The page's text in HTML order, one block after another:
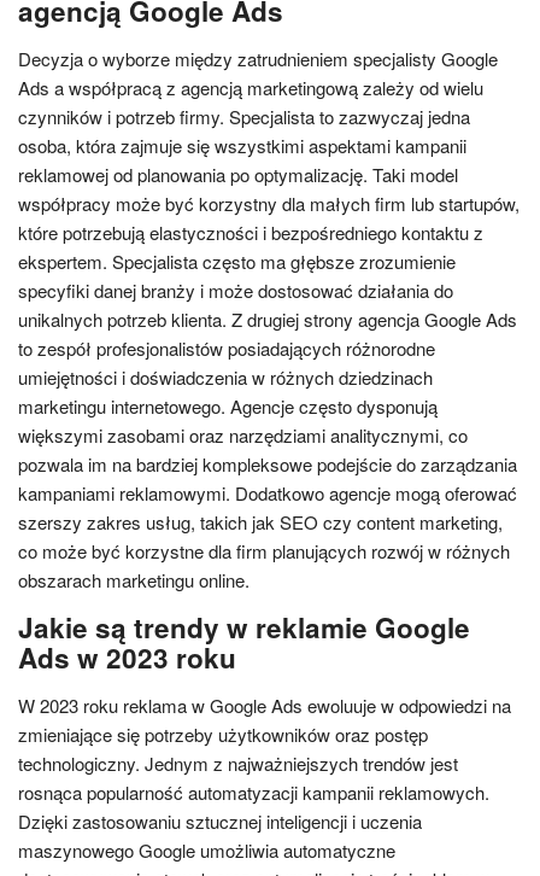
agencją Google Ads
Decyzja o wyborze między zatrudnieniem specjalisty Google
Ads a współpracą z agencją marketingową zależy od wielu
czynników i potrzeb firmy. Specjalista to zazwyczaj jedna
osoba, która zajmuje się wszystkimi aspektami kampanii
reklamowej od planowania po optymalizację. Taki model
współpracy może być korzystny dla małych firm lub startupów,
które potrzebują elastyczności i bezpośredniego kontaktu z
ekspertem. Specjalista często ma głębsze zrozumienie
specyfiki danej branży i może dostosować działania do
unikalnych potrzeb klienta. Z drugiej strony agencja Google Ads
to zespół profesjonalistów posiadających różnorodne
umiejętności i doświadczenia w różnych dziedzinach
marketingu internetowego. Agencje często dysponują
większymi zasobami oraz narzędziami analitycznymi, co
pozwala im na bardziej kompleksowe podejście do zarządzania
kampaniami reklamowymi. Dodatkowo agencje mogą oferować
szerszy zakres usług, takich jak SEO czy content marketing,
co może być korzystne dla firm planujących rozwój w różnych
obszarach marketingu online.
Jakie są trendy w reklamie Google
Ads w 2023 roku
W 2023 roku reklama w Google Ads ewoluuje w odpowiedzi na
zmieniające się potrzeby użytkowników oraz postęp
technologiczny. Jednym z najważniejszych trendów jest
rosnąca popularność automatyzacji kampanii reklamowych.
Dzięki zastosowaniu sztucznej inteligencji i uczenia
maszynowego Google umożliwia automatyczne